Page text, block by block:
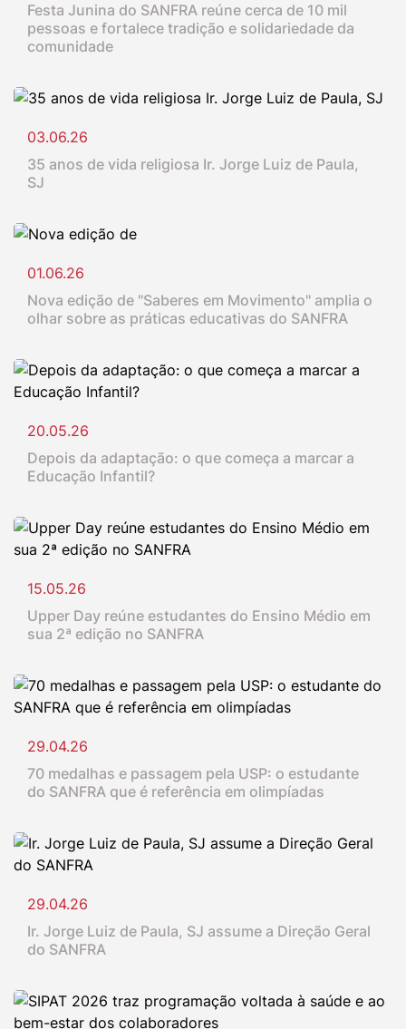
Festa Junina do SANFRA reúne cerca de 10 mil
pessoas e fortalece tradição e solidariedade da
comunidade
03.06.26
35 anos de vida religiosa Ir. Jorge Luiz de Paula,
SJ
01.06.26
Nova edição de "Saberes em Movimento" amplia o
olhar sobre as práticas educativas do SANFRA
20.05.26
Depois da adaptação: o que começa a marcar a
Educação Infantil?
15.05.26
Upper Day reúne estudantes do Ensino Médio em
sua 2ª edição no SANFRA
29.04.26
70 medalhas e passagem pela USP: o estudante
do SANFRA que é referência em olimpíadas
29.04.26
Ir. Jorge Luiz de Paula, SJ assume a Direção Geral
do SANFRA